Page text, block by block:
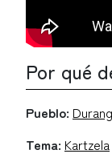
Por qué
Pueblo:
Tema: Kartzela